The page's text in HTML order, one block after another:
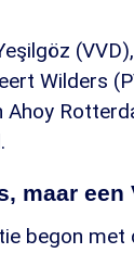
Wilders
Ahoy
maar een
begon met